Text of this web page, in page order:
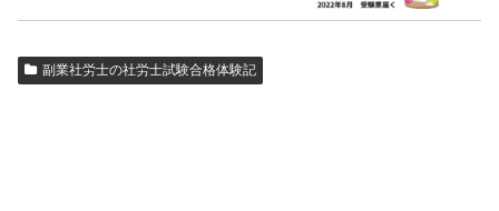
副業社労士の社労士試験合格体験記